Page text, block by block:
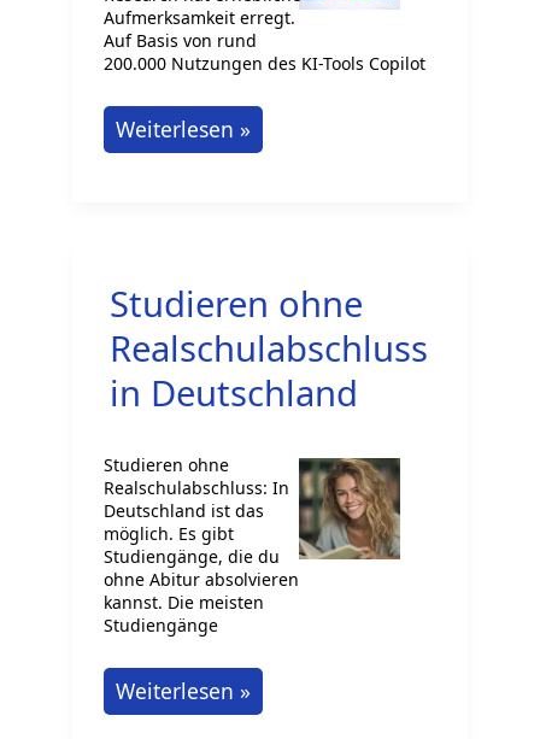
Aufmerksamkeit erregt.
Auf Basis von rund
200.000 Nutzungen des KI-Tools Copilot
Welche
dualen
robust?
Eine
datenbasierte
Einordnung
Weiterlesen »
Studieren ohne
Realschulabschluss
in Deutschland
Studieren ohne
Realschulabschluss: In
Deutschland ist das
möglich. Es gibt
Studiengänge, die du
ohne Abitur absolvieren
kannst. Die meisten
Studiengänge
Studieren
ohne
Weiterlesen »